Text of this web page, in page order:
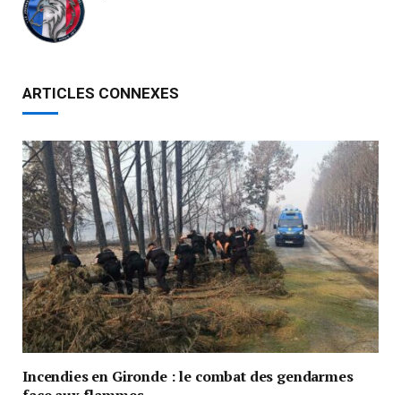
ARTICLES CONNEXES
Incendies en Gironde : le combat des gendarmes